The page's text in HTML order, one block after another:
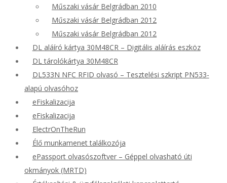
Műszaki vásár Belgrádban 2010
Műszaki vásár Belgrádban 2012
Műszaki vásár Belgrádban 2012
DL aláíró kártya 30M48CR – Digitális aláírás eszköz
DL tárolókártya 30M48CR
DL533N NFC RFID olvasó – Tesztelési szkript PN533-
alapú olvasóhoz
eFiskalizacija
eFiskalizacija
ElectrOnTheRun
Élő munkamenet találkozója
ePassport olvasószoftver – Géppel olvasható úti
okmányok (MRTD)